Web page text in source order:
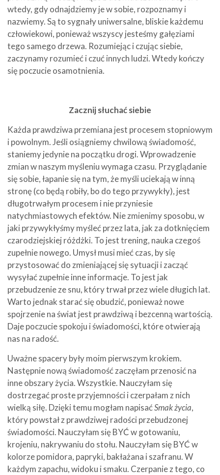
wtedy, gdy odnajdziemy je w sobie, rozpoznamy i
nazwiemy. Są to sygnały uniwersalne, bliskie każdemu
człowiekowi, ponieważ wszyscy jesteśmy gałęziami
tego samego drzewa. Rozumiejąc i czując siebie,
zaczynamy rozumieć i czuć innych ludzi. Wtedy kończy
się poczucie osamotnienia.
Zacznij słuchać siebie
Każda prawdziwa przemiana jest procesem stopniowym
i powolnym. Jeśli osiągniemy chwilową świadomość,
staniemy jedynie na początku drogi. Wprowadzenie
zmian w naszym myśleniu wymaga czasu. Przyglądanie
się sobie, łapanie się na tym, że myśli uciekają w inną
stronę (co będą robiły, bo do tego przywykły), jest
długotrwałym procesem i nie przyniesie
natychmiastowych efektów. Nie zmienimy sposobu, w
jaki przywykłyśmy myśleć przez lata, jak za dotknięciem
czarodziejskiej różdżki. To jest trening, nauka czegoś
zupełnie nowego. Umysł musi mieć czas, by się
przystosować do zmieniającej się sytuacji i zacząć
wysyłać zupełnie inne informacje. To jest jak
przebudzenie ze snu, który trwał przez wiele długich lat.
Warto jednak starać się obudzić, ponieważ nowe
spojrzenie na świat jest prawdziwą i bezcenną wartością.
Daje poczucie spokoju i świadomości, które otwierają
nas na radość.
Uważne spacery były moim pierwszym krokiem.
Następnie nową świadomość zaczęłam przenosić na
inne obszary życia. Wszystkie. Nauczyłam się
dostrzegać proste przyjemności i czerpałam z nich
wielką siłę. Dzięki temu mogłam napisaćSmak życia,
który powstał z prawdziwej radości przebudzonej
świadomości. Nauczyłam się BYĆ w gotowaniu,
krojeniu, nakrywaniu do stołu. Nauczyłam się BYĆ w
kolorze pomidora, papryki, bakłażana i szafranu. W
każdym zapachu, widoku i smaku. Czerpanie z tego, co